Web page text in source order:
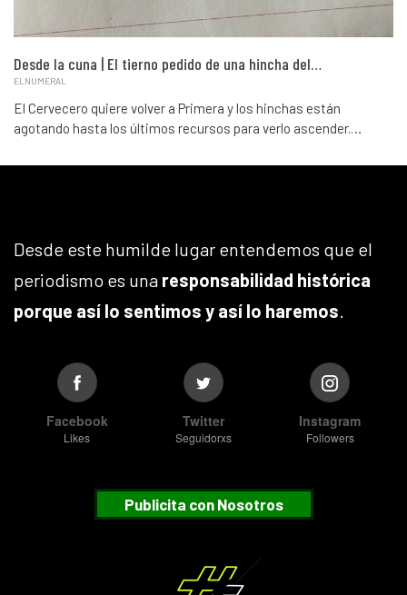
Desde la cuna | El tierno pedido de una hincha del…
ELNUMERAL
El Cervecero quiere volver a Primera y los hinchas están
agotando hasta los últimos recursos para verlo ascender.…
Desde este humilde lugar entendemos que el
periodismo es una responsabilidad histórica
porque así lo sentimos y así lo haremos.
Facebook
Likes
Twitter
Seguidorxs
Instagram
Followers
Publicita con Nosotros